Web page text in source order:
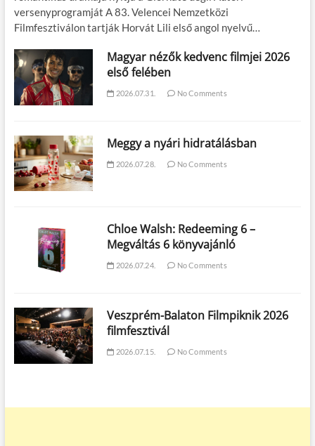
versenyprogramját A 83. Velencei Nemzetközi
Filmfesztiválon tartják Horvát Lili első angol nyelvű…
Magyar nézők kedvenc filmjei 2026
első felében
2026.07.31. No Comments
Meggy a nyári hidratálásban
2026.07.28. No Comments
Chloe Walsh: Redeeming 6 –
Megváltás 6 könyvajánló
2026.07.24. No Comments
Veszprém-Balaton Filmpiknik 2026
filmfesztivál
2026.07.15. No Comments